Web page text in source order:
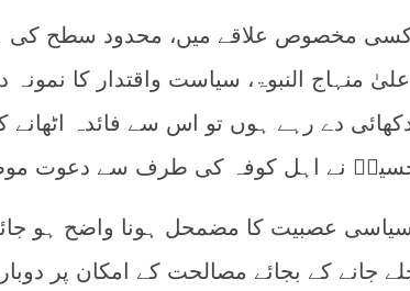
کسی مخصوص علاقے میں، محدود سطح
منہاج النبوۃ، سیاست واقتدار کا نمونہ
دے رہے ہوں تو اس سے فائدہ
نے اہل کوفہ کی طرف سے دعوت
سیاسی عصبیت کا مضمحل ہونا واضح ہو جائے
جانے کے بجائے مصالحت کے امکان پر